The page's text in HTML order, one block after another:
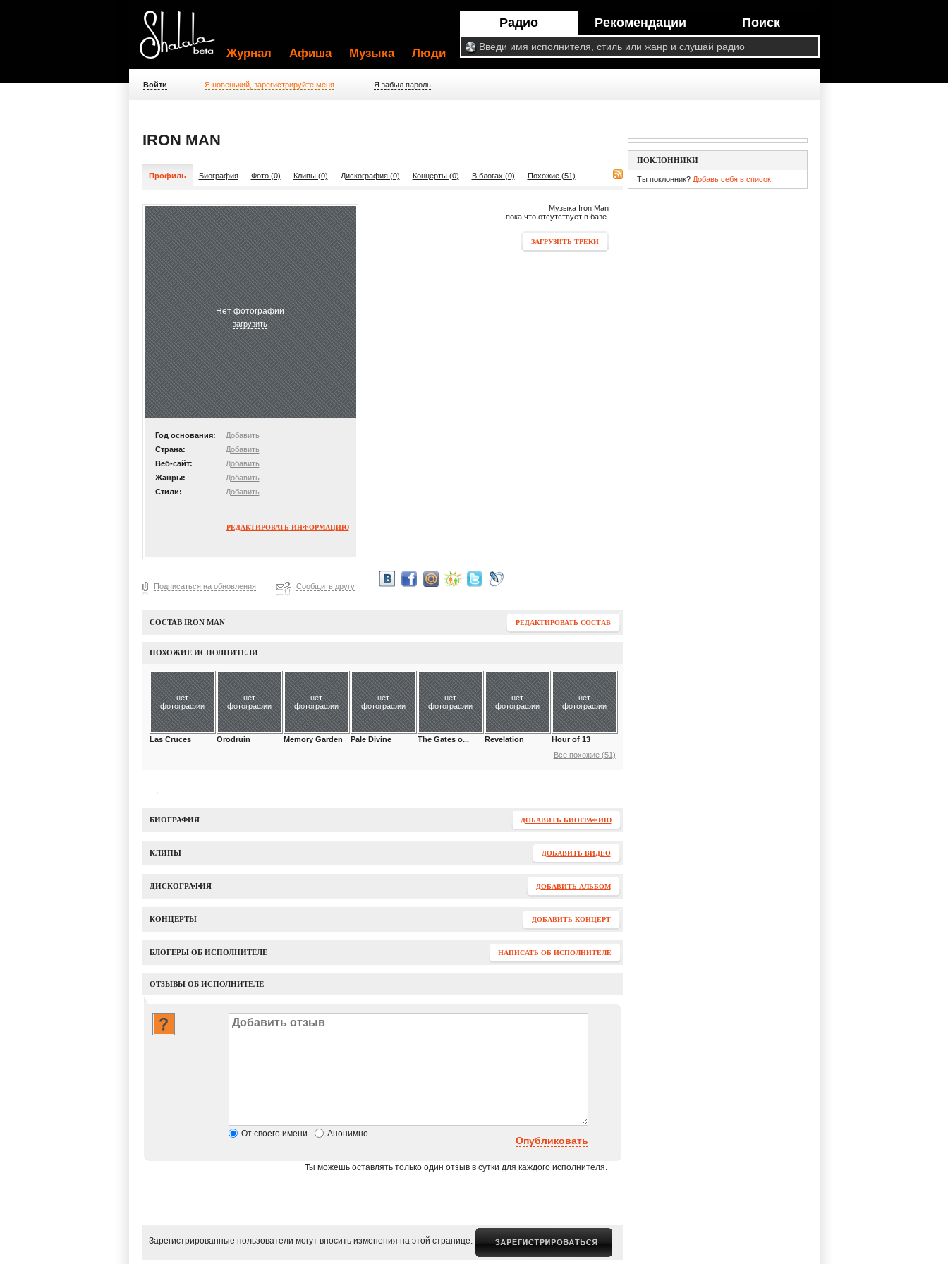
Радио Рекомендации Поиск
Журнал Афиша Музыка Люди
Войти Я новенький, зарегистрируйте меня Я забыл пароль
IRON MAN
Профиль Биография Фото (0) Клипы (0) Дискография (0) Концерты (0) В блогах (0) Похожие (51)
Нет фотографии
загрузить
Год основания:
Добавить
Страна:
Добавить
Веб-сайт:
Добавить
Жанры:
Добавить
Стили:
Добавить
РЕДАКТИРОВАТЬ ИНФОРМАЦИЮ
Музыка Iron Man
пока что отсутствует в базе.
ЗАГРУЗИТЬ ТРЕКИ
Подписаться на обновления Сообщить другу
СОСТАВ IRON MAN РЕДАКТИРОВАТЬ СОСТАВ
ПОХОЖИЕ ИСПОЛНИТЕЛИ
нет
фотографии
Las Cruces
нет
фотографии
Orodruin
нет
фотографии
Memory Garden
нет
фотографии
Pale Divine
нет
фотографии
The Gates o...
нет
фотографии
Revelation
нет
фотографии
Hour of 13
Все похожие (51)
БИОГРАФИЯ ДОБАВИТЬ БИОГРАФИЮ
КЛИПЫ ДОБАВИТЬ ВИДЕО
ДИСКОГРАФИЯ ДОБАВИТЬ АЛЬБОМ
КОНЦЕРТЫ ДОБАВИТЬ КОНЦЕРТ
БЛОГЕРЫ ОБ ИСПОЛНИТЕЛЕ НАПИСАТЬ ОБ ИСПОЛНИТЕЛЕ
ОТЗЫВЫ ОБ ИСПОЛНИТЕЛЕ
От своего имени Анонимно
Опубликовать
Ты можешь оставлять только один отзыв в сутки для каждого исполнителя.
Зарегистрированные пользователи могут вносить изменения на этой странице.
ПОКЛОННИКИ
Ты поклонник? Добавь себя в список.